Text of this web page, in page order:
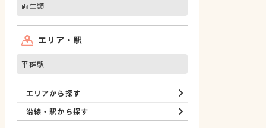
両生類
エリア・駅
平群駅
エリアから探す
沿線・駅から探す